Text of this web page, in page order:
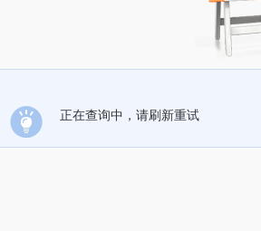
正在查询中，请刷新重试